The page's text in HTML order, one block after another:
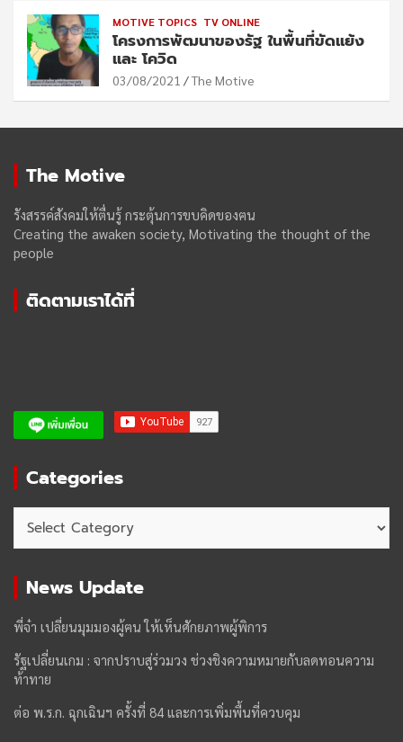
MOTIVE TOPICS TV ONLINE
โครงการพัฒนาของรัฐ ในพื้นที่ขัดแย้ง
และ โควิด
03/08/2021 The Motive
The Motive
รังสรรค์สังคมให้ตื่นรู้ กระตุ้นการขบคิดของฅน
Creating the awaken society, Motivating the thought of the
people
ติดตามเราได้ที่
Categories
News Update
พี่จ๋า เปลี่ยนมุมมองผู้ฅน ให้เห็นศักยภาพผู้พิการ
รัฐเปลี่ยนเกม : จากปราบสู่ร่วมวง ช่วงชิงความหมายกับลดทอนความ
ท้าทาย
ต่อ พ.ร.ก. ฉุกเฉินฯ ครั้งที่ 84 และการเพิ่มพื้นที่ควบคุม